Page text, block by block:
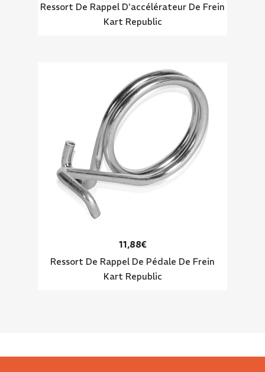
Ressort De Rappel D'accélérateur De Frein
Kart Republic
11,88€
Ressort De Rappel De Pédale De Frein
Kart Republic